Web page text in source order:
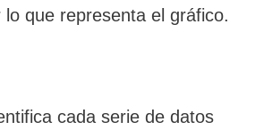
que representa el gráfico.
cada serie de datos